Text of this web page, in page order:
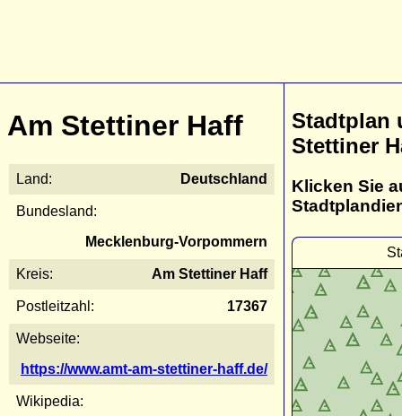
Am Stettiner Haff
Land: Deutschland
Bundesland:
Mecklenburg-Vorpommern
Kreis: Am Stettiner Haff
Postleitzahl: 17367
Webseite:
https://www.amt-am-stettiner-haff.de/
Wikipedia:
Stadtplan
Stettiner
Klicken Sie